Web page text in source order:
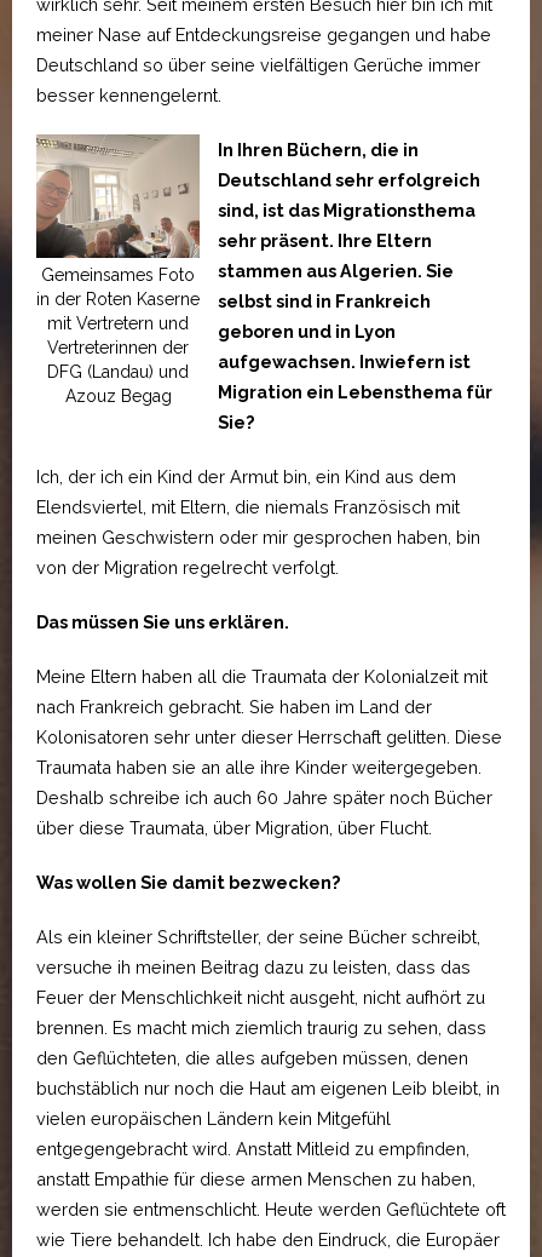
wirklich sehr. Seit meinem ersten Besuch hier bin ich mit
meiner Nase auf Entdeckungsreise gegangen und habe
Deutschland so über seine vielfältigen Gerüche immer
besser kennengelernt.
Gemeinsames Foto
in der Roten Kaserne
mit Vertretern und
Vertreterinnen der
DFG (Landau) und
Azouz Begag
In Ihren Büchern, die in
Deutschland sehr erfolgreich
sind, ist das Migrationsthema
sehr präsent. Ihre Eltern
stammen aus Algerien. Sie
selbst sind in Frankreich
geboren und in Lyon
aufgewachsen. Inwiefern ist
Migration ein Lebensthema für
Sie?
Ich, der ich ein Kind der Armut bin, ein Kind aus dem
Elendsviertel, mit Eltern, die niemals Französisch mit
meinen Geschwistern oder mir gesprochen haben, bin
von der Migration regelrecht verfolgt.
Das müssen Sie uns erklären.
Meine Eltern haben all die Traumata der Kolonialzeit mit
nach Frankreich gebracht. Sie haben im Land der
Kolonisatoren sehr unter dieser Herrschaft gelitten. Diese
Traumata haben sie an alle ihre Kinder weitergegeben.
Deshalb schreibe ich auch 60 Jahre später noch Bücher
über diese Traumata, über Migration, über Flucht.
Was wollen Sie damit bezwecken?
Als ein kleiner Schriftsteller, der seine Bücher schreibt,
versuche ih meinen Beitrag dazu zu leisten, dass das
Feuer der Menschlichkeit nicht ausgeht, nicht aufhört zu
brennen. Es macht mich ziemlich traurig zu sehen, dass
den Geflüchteten, die alles aufgeben müssen, denen
buchstäblich nur noch die Haut am eigenen Leib bleibt, in
vielen europäischen Ländern kein Mitgefühl
entgegengebracht wird. Anstatt Mitleid zu empfinden,
anstatt Empathie für diese armen Menschen zu haben,
werden sie entmenschlicht. Heute werden Geflüchtete oft
wie Tiere behandelt. Ich habe den Eindruck, die Europäer